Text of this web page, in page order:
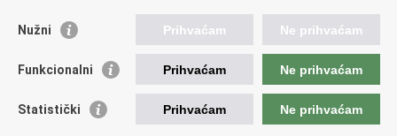
Vlada RH
Hrvatski sabor
Pučka pravobraniteljica
Nužni Prihvaćam Ne prihvaćam
Funkcionalni Prihvaćam Ne prihvaćam
Statistički Prihvaćam Ne prihvaćam